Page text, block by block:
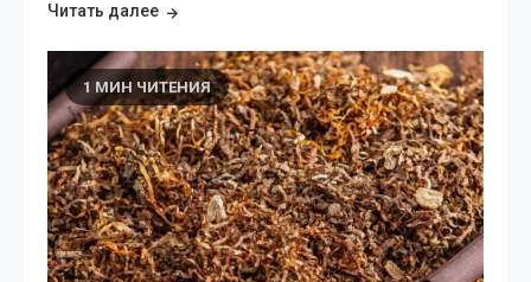
Читать далее
1 МИН ЧИТЕНИЯ